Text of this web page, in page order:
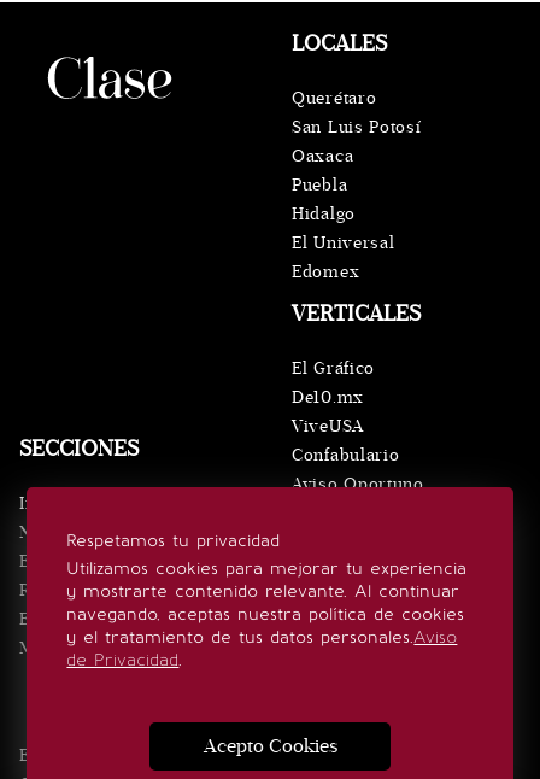
Respetamos tu privacidad
Utilizamos cookies para mejorar tu experiencia
y mostrarte contenido relevante. Al continuar
navegando, aceptas nuestra política de cookies
y el tratamiento de tus datos personales.Aviso
de Privacidad.
Acepto Cookies
SECCIONES
Inicio
Noticias
Eventos
Realeza
Estilo de vida
Minuto x Minuto
VERTICALES
El Gráfico
De10.mx
ViveUSA
Confabulario
Aviso Oportuno
LOCALES
Querétaro
San Luis Potosí
Oaxaca
Puebla
Hidalgo
El Universal
Edomex
SÍGUENOS
Edición Impresa Noticias Quiénes somos